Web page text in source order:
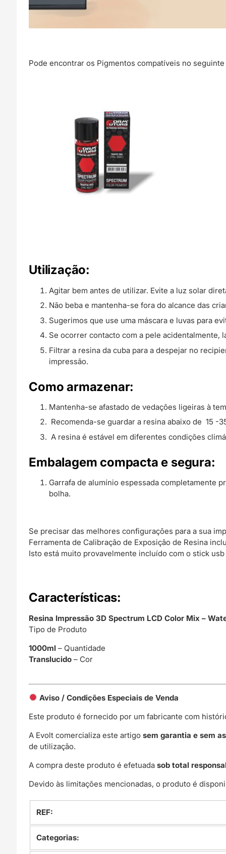
Pode encontrar os Pigmentos compatíveis no
Utilização:
Agitar bem antes de utilizar. Evite a luz solar
Não beba e mantenha-se fora do alcance das
Sugerimos que use uma máscara e luvas para
Se ocorrer contacto com a pele acidentalmente,
Filtrar a resina da cuba para a despejar no
impressão.
Como armazenar:
Mantenha-se afastado de vedações ligeiras à
Recomenda-se guardar a resina abaixo de 15
A resina é estável em diferentes condições
Embalagem compacta e segura:
Garrafa de alumínio espessada completamente
bolha.
Se precisar das melhores configurações para a sua
Ferramenta de Calibração de Exposição de Resina
Isto está muito provavelmente incluído com o stick
Características:
Resina Impressão 3D Spectrum LCD Color Mix –
Tipo de Produto
1000ml – Quantidade
Translucido– Cor
Aviso / Condições Especiais de Venda
Este produto é fornecido por um fabricante com
A Evolt comercializa este artigosem garantia e sem
de utilização.
A compra deste produto é efetuadasob total
Devido às limitações mencionadas, o produto é
REF:
Categorias: